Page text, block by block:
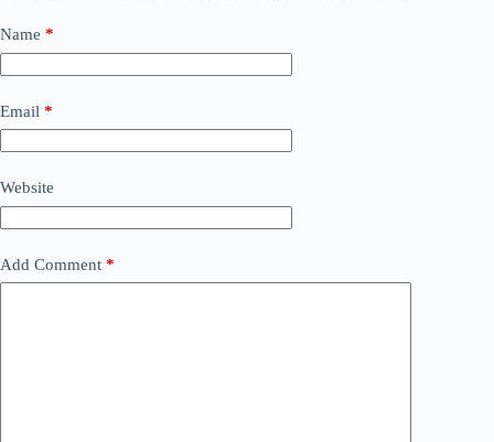
Name *
Email *
Website
Add Comment *